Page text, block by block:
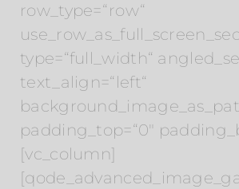
row_type=“row“
type=“full_width“
text_align=“left“
padding_top=“0″
[vc_column]